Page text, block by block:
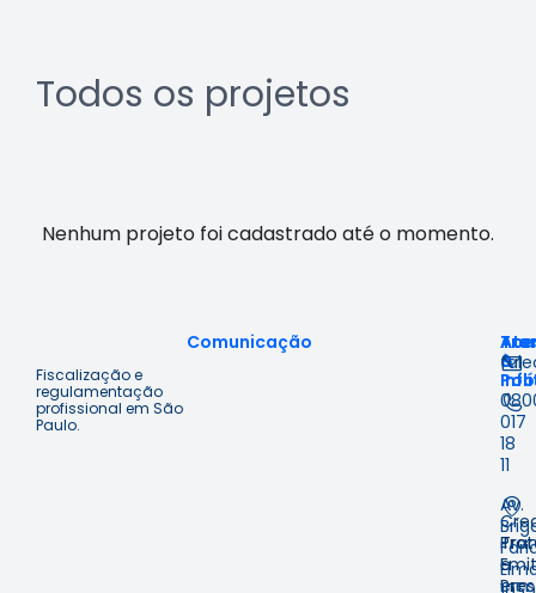
Todos os projetos
Nenhum projeto foi cadastrado até o momento.
Fiscalização e
regulamentação
profissional em São
Paulo.
Comunicação
à
em
&
e
017
18
11
Av.